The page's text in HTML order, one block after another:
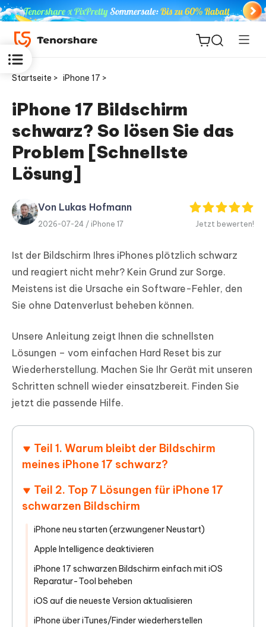
ReiBoot
for iOS
PDNob
Editor
Startseite > iPhone 17 >
iPhone 17 Bildschirm
schwarz? So lösen Sie das
Problem [Schnellste
Lösung]
Von Lukas Hofmann
2026-07-24 / iPhone 17 Jetzt bewerten!
Ist der Bildschirm Ihres iPhones plötzlich schwarz
und reagiert nicht mehr? Kein Grund zur Sorge.
Meistens ist die Ursache ein Software-Fehler, den
Sie ohne Datenverlust beheben können.
Unsere Anleitung zeigt Ihnen die schnellsten
Lösungen – vom einfachen Hard Reset bis zur
Wiederherstellung. Machen Sie Ihr Gerät mit unseren
Schritten schnell wieder einsatzbereit. Finden Sie
jetzt die passende Hilfe.
Teil 1. Warum bleibt der Bildschirm
meines iPhone 17 schwarz?
Teil 2. Top 7 Lösungen für iPhone 17
schwarzen Bildschirm
iPhone neu starten (erzwungener Neustart)
Apple Intelligence deaktivieren
iPhone 17 schwarzen Bildschirm einfach mit iOS
Reparatur-Tool beheben
iOS auf die neueste Version aktualisieren
iPhone über iTunes/Finder wiederherstellen